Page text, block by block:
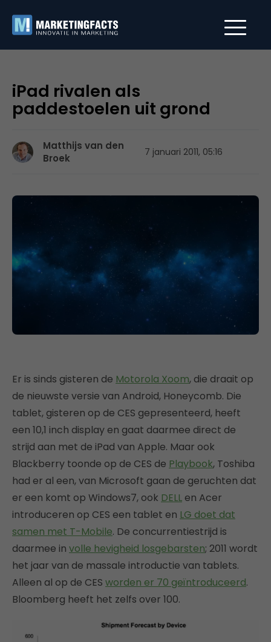
iPad rivalen als
paddestoelen uit grond
Matthijs van den
Broek
7 januari 2011, 05:16
Er is sinds gisteren de Motorola Xoom, die draait op
de nieuwste versie van Android, Honeycomb. Die
tablet, gisteren op de CES gepresenteerd, heeft
een 10,1 inch display en gaat daarmee direct de
strijd aan met de iPad van Apple. Maar ook
Blackberry toonde op de CES de Playbook, Toshiba
had er al een, van Microsoft gaan de geruchten dat
er een komt op Windows7, ook DELL en Acer
introduceren op CES een tablet en LG doet dat
samen met T-Mobile. De concurrentiestrijd is
daarmee in volle hevigheid losgebarsten; 2011 wordt
het jaar van de massale introductie van tablets.
Alleen al op de CES worden er 70 geïntroduceerd.
Bloomberg heeft het zelfs over 100.